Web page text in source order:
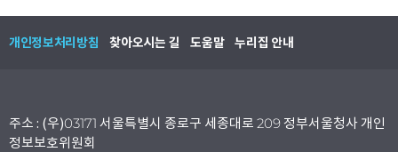
개인정보처리방침 찾아오시는 길 도움말 누리집 안내
주소 : (우)03171 서울특별시 종로구 세종대로 209 정부서울청사 개인
정보보호위원회